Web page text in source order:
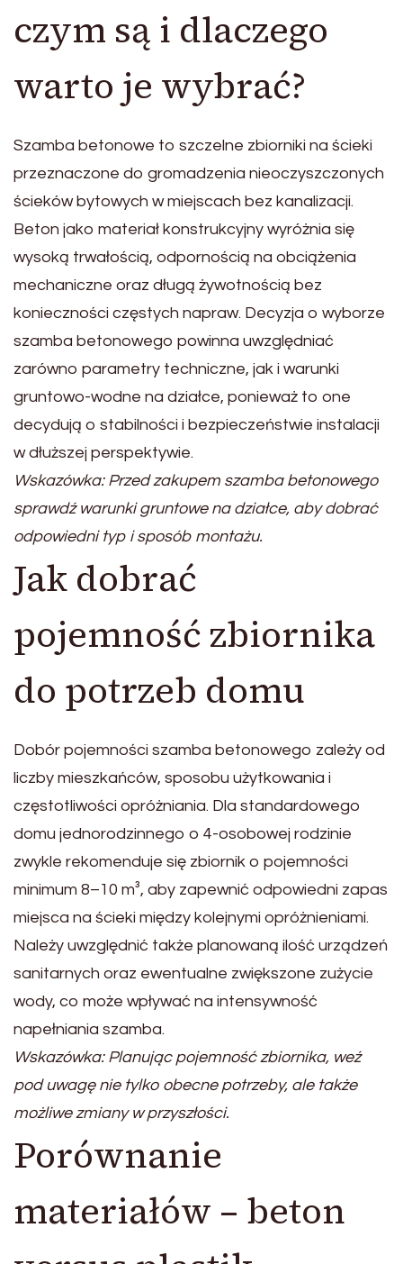
czym są i dlaczego
warto je wybrać?
Szamba betonowe to szczelne zbiorniki na ścieki
przeznaczone do gromadzenia nieoczyszczonych
ścieków bytowych w miejscach bez kanalizacji.
Beton jako materiał konstrukcyjny wyróżnia się
wysoką trwałością, odpornością na obciążenia
mechaniczne oraz długą żywotnością bez
konieczności częstych napraw. Decyzja o wyborze
szamba betonowego powinna uwzględniać
zarówno parametry techniczne, jak i warunki
gruntowo-wodne na działce, ponieważ to one
decydują o stabilności i bezpieczeństwie instalacji
w dłuższej perspektywie.
Wskazówka: Przed zakupem szamba betonowego
sprawdź warunki gruntowe na działce, aby dobrać
odpowiedni typ i sposób montażu.
Jak dobrać
pojemność zbiornika
do potrzeb domu
Dobór pojemności szamba betonowego zależy od
liczby mieszkańców, sposobu użytkowania i
częstotliwości opróżniania. Dla standardowego
domu jednorodzinnego o 4-osobowej rodzinie
zwykle rekomenduje się zbiornik o pojemności
minimum 8–10 m³, aby zapewnić odpowiedni zapas
miejsca na ścieki między kolejnymi opróżnieniami.
Należy uwzględnić także planowaną ilość urządzeń
sanitarnych oraz ewentualne zwiększone zużycie
wody, co może wpływać na intensywność
napełniania szamba.
Wskazówka: Planując pojemność zbiornika, weź
pod uwagę nie tylko obecne potrzeby, ale także
możliwe zmiany w przyszłości.
Porównanie
materiałów – beton